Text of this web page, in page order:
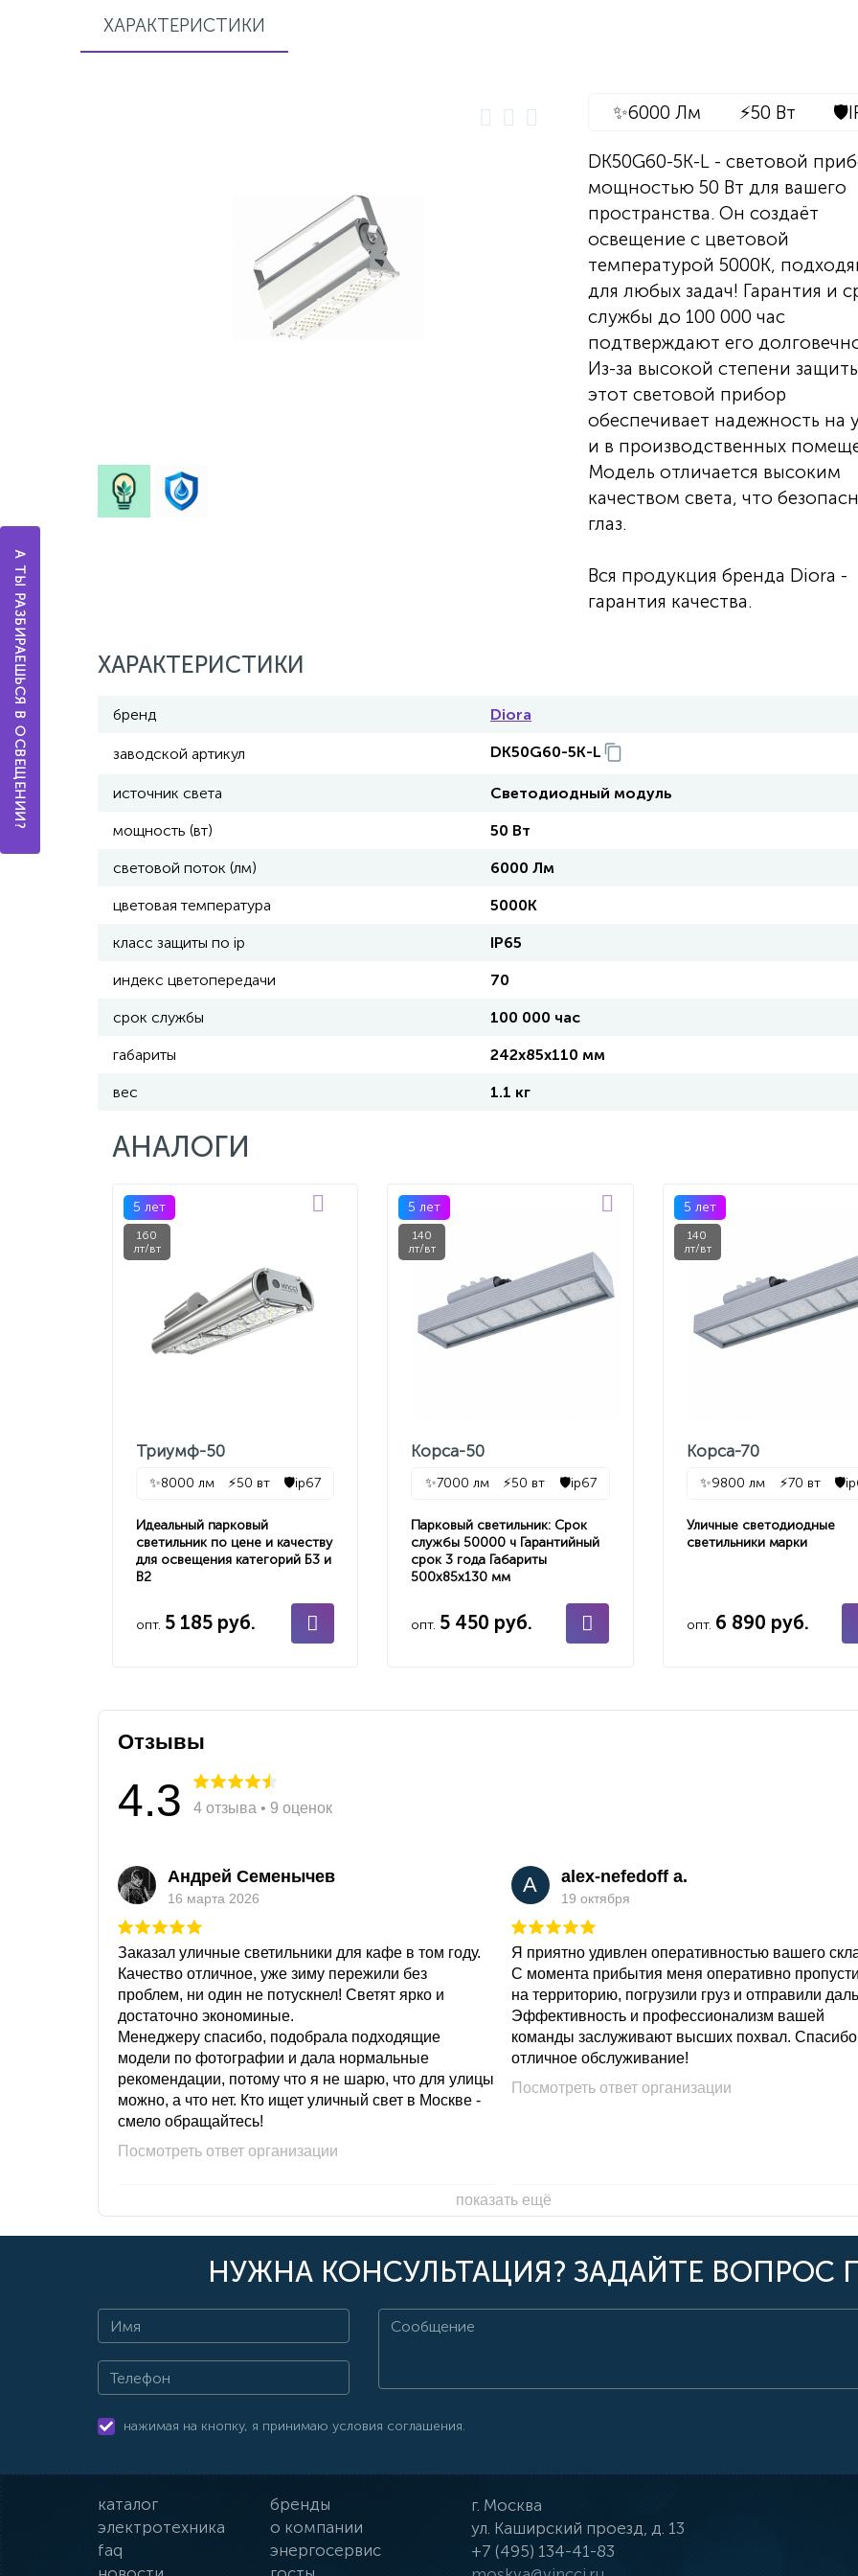
ХАРАКТЕРИСТИКИ
✨6000 Лм ⚡50 Вт 🛡️
DK50G60-5K-L - световой
мощностью 50 Вт для вашего
пространства. Он создаёт
освещение с цветовой
температурой 5000K,
для любых задач! Гарантия и
службы до 100 000 час
подтверждают его
Из-за высокой степени
этот световой прибор
обеспечивает надежность на
и в производственных
Модель отличается высоким
качеством света, что
глаз.
Вся продукция бренда Diora -
гарантия качества.
ХАРАКТЕРИСТИКИ
бренд Diora
заводской артикул DK50G60-5K-L
источник света Светодиодный модуль
мощность (вт) 50 Вт
световой поток (лм) 6000 Лм
цветовая температура 5000K
класс защиты по ip IP65
индекс цветопередачи 70
срок службы 100 000 час
габариты 242х85х110 мм
вес 1.1 кг
АНАЛОГИ
5 лет
160
лт/вт
Триумф-50
✨8000 лм ⚡50 вт 🛡️ip67
Идеальный парковый
светильник по цене и качеству
для освещения категорий Б3 и
В2
опт. 5 185 руб.
5 лет
140
лт/вт
Корса-50
✨7000 лм ⚡50 вт 🛡️ip67
Парковый светильник: Срок
службы 50000 ч Гарантийный
срок 3 года Габариты
500х85х130 мм
опт. 5 450 руб.
5 лет
140
лт/вт
Корса-70
✨9800 лм ⚡70 вт 🛡️
Уличные светодиодные
светильники марки
опт. 6 890 руб.
Отзывы
4.3 4 отзыва • 9 оценок
Андрей Семенычев
16 марта 2026
Заказал уличные светильники для кафе в том году.
Качество отличное, уже зиму пережили без
проблем, ни один не потускнел! Светят ярко и
достаточно экономиные.
Менеджеру спасибо, подобрала подходящие
модели по фотографии и дала нормальные
рекомендации, потому что я не шарю, что для улицы
можно, а что нет. Кто ищет уличный свет в Москве -
смело обращайтесь!
Посмотреть ответ организации
A alex-nefedoff a.
19 октября
Я приятно удивлен оперативностью вашего
С момента прибытия меня оперативно
на территорию, погрузили груз и отправили
Эффективность и профессионализм вашей
команды заслуживают высших похвал. Спасибо
отличное обслуживание!
Посмотреть ответ организации
показать ещё
НУЖНА КОНСУЛЬТАЦИЯ? ЗАДАЙТЕ ВОПРОС
нажимая на кнопку, я принимаю условия соглашения.
каталог
бренды
электротехника
о компании
faq
энергосервис
г. Москва
ул. Каширский проезд, д. 13
+7 (495) 134-41-83
А ТЫ РАЗБИРАЕШЬСЯ В ОСВЕЩЕНИИ?